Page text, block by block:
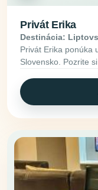
Privát Erika
Destinácia:
Privát Erika ponúka
Slovensko. Pozrite